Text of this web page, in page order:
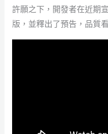
許願之下，開發者在近期
版，並釋出了預告，品質